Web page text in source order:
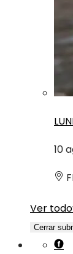
10
Ver todo
Cerrar